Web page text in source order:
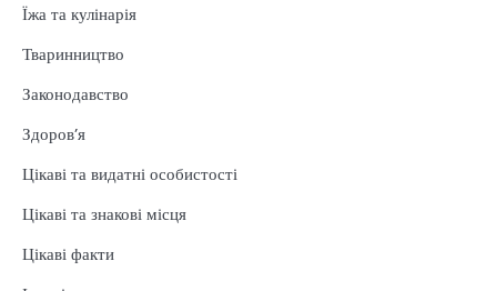
Їжа та кулінарія
Тваринництво
Законодавство
Здоров’я
Цікаві та видатні особистості
Цікаві та знакові місця
Цікаві факти